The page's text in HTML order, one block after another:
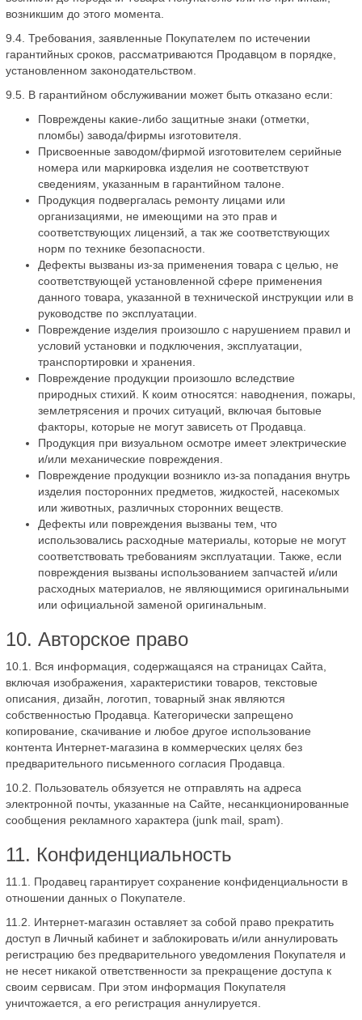
возникшим до этого момента.
9.4. Требования, заявленные Покупателем по истечении
гарантийных сроков, рассматриваются Продавцом в порядке,
установленном законодательством.
9.5. В гарантийном обслуживании может быть отказано если:
Повреждены какие-либо защитные знаки (отметки,
пломбы) завода/фирмы изготовителя.
Присвоенные заводом/фирмой изготовителем серийные
номера или маркировка изделия не соответствуют
сведениям, указанным в гарантийном талоне.
Продукция подвергалась ремонту лицами или
организациями, не имеющими на это прав и
соответствующих лицензий, а так же соответствующих
норм по технике безопасности.
Дефекты вызваны из-за применения товара с целью, не
соответствующей установленной сфере применения
данного товара, указанной в технической инструкции или в
руководстве по эксплуатации.
Повреждение изделия произошло с нарушением правил и
условий установки и подключения, эксплуатации,
транспортировки и хранения.
Повреждение продукции произошло вследствие
природных стихий. К коим относятся: наводнения, пожары,
землетрясения и прочих ситуаций, включая бытовые
факторы, которые не могут зависеть от Продавца.
Продукция при визуальном осмотре имеет электрические
и/или механические повреждения.
Повреждение продукции возникло из-за попадания внутрь
изделия посторонних предметов, жидкостей, насекомых
или животных, различных сторонних веществ.
Дефекты или повреждения вызваны тем, что
использовались расходные материалы, которые не могут
соответствовать требованиям эксплуатации. Также, если
повреждения вызваны использованием запчастей и/или
расходных материалов, не являющимися оригинальными
или официальной заменой оригинальным.
10. Авторское право
10.1. Вся информация, содержащаяся на страницах Сайта,
включая изображения, характеристики товаров, текстовые
описания, дизайн, логотип, товарный знак являются
собственностью Продавца. Категорически запрещено
копирование, скачивание и любое другое использование
контента Интернет-магазина в коммерческих целях без
предварительного письменного согласия Продавца.
10.2. Пользователь обязуется не отправлять на адреса
электронной почты, указанные на Сайте, несанкционированные
сообщения рекламного характера (junk mail, spam).
11. Конфиденциальность
11.1. Продавец гарантирует сохранение конфиденциальности в
отношении данных о Покупателе.
11.2. Интернет-магазин оставляет за собой право прекратить
доступ в Личный кабинет и заблокировать и/или аннулировать
регистрацию без предварительного уведомления Покупателя и
не несет никакой ответственности за прекращение доступа к
своим сервисам. При этом информация Покупателя
уничтожается, а его регистрация аннулируется.